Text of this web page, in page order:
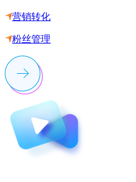
营销转化
粉丝管理